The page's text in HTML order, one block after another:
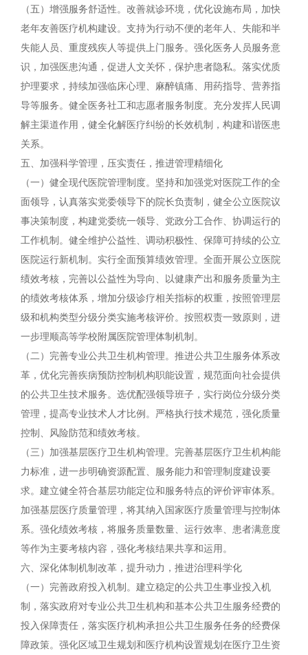
（五）增强服务舒适性。改善就诊环境，优化设施布局，加快
老年友善医疗机构建设。支持为行动不便的老年人、失能和半
失能人员、重度残疾人等提供上门服务。强化医务人员服务意
识，加强医患沟通，促进人文关怀，保护患者隐私。落实优质
护理要求，持续加强临床心理、麻醉镇痛、用药指导、营养指
导等服务。健全医务社工和志愿者服务制度。充分发挥人民调
解主渠道作用，健全化解医疗纠纷的长效机制，构建和谐医患
关系。
五、加强科学管理，压实责任，推进管理精细化
（一）健全现代医院管理制度。坚持和加强党对医院工作的全
面领导，认真落实党委领导下的院长负责制，健全公立医院议
事决策制度，构建党委统一领导、党政分工合作、协调运行的
工作机制。健全维护公益性、调动积极性、保障可持续的公立
医院运行新机制。实行全面预算绩效管理。全面开展公立医院
绩效考核，完善以公益性为导向、以健康产出和服务质量为主
的绩效考核体系，增加分级诊疗相关指标的权重，按照管理层
级和机构类型分级分类实施考核评价。按照权责一致原则，进
一步理顺高等学校附属医院管理体制机制。
（二）完善专业公共卫生机构管理。推进公共卫生服务体系改
革，优化完善疾病预防控制机构职能设置，规范面向社会提供
的公共卫生技术服务。选优配强领导班子，实行岗位分级分类
管理，提高专业技术人才比例。严格执行技术规范，强化质量
控制、风险防范和绩效考核。
（三）加强基层医疗卫生机构管理。完善基层医疗卫生机构能
力标准，进一步明确资源配置、服务能力和管理制度建设要
求。建立健全符合基层功能定位和服务特点的评价评审体系。
加强基层医疗质量管理，将其纳入国家医疗质量管理与控制体
系。强化绩效考核，将服务质量数量、运行效率、患者满意度
等作为主要考核内容，强化考核结果共享和运用。
六、深化体制机制改革，提升动力，推进治理科学化
（一）完善政府投入机制。建立稳定的公共卫生事业投入机
制，落实政府对专业公共卫生机构和基本公共卫生服务经费的
投入保障责任，落实医疗机构承担公共卫生服务任务的经费保
障政策。强化区域卫生规划和医疗机构设置规划在医疗卫生资